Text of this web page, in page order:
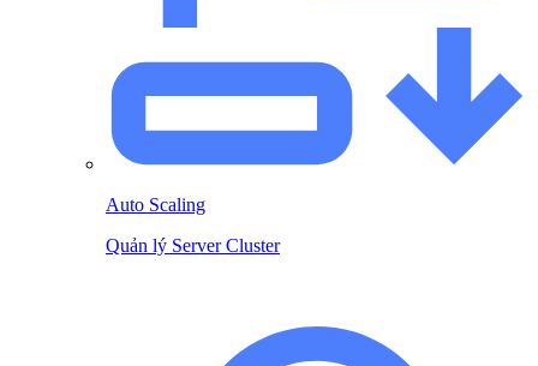
Auto Scaling
Quản lý Server Cluster